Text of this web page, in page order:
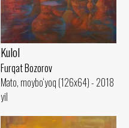
Kulol
Furqat Bozorov
Mato, moybo‘yoq (126x64) - 2018
yil